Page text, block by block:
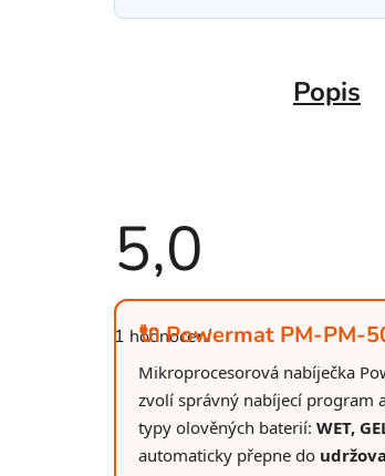
Popis
5,0
Průměrné
hodnocení
produktu
hvězdiček.
1 hodnocení
🔌 Powermat PM-PM-
Mikroprocesorová nabíječka
zvolí správný nabíjecí program
typy olověných baterií: WET,
automaticky přepne do